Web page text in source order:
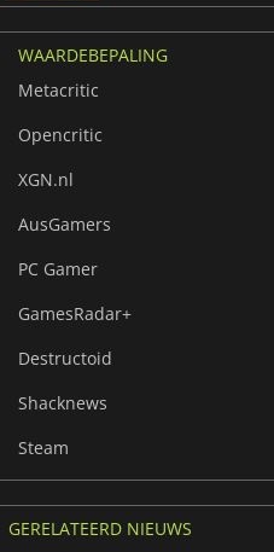
WAARDEBEPALING
Metacritic
Opencritic
XGN.nl
AusGamers
PC Gamer
GamesRadar+
Destructoid
Shacknews
Steam
GERELATEERD NIEUWS